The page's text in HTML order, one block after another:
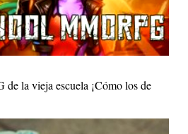
la vieja escuela ¡Cómo los de